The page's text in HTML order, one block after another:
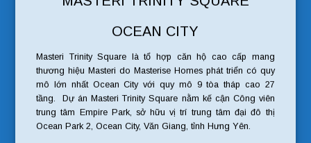
OCEAN CITY
Masteri Trinity Square là tổ hợp căn hộ cao cấp mang
thương hiệu Masteri do Masterise Homes phát triển có quy
mô lớn nhất Ocean City với quy mô 9 tòa tháp cao 27
tầng. Dự án Masteri Trinity Square nằm kế cận Công viên
trung tâm Empire Park, sở hữu vị trí trung tâm đại đô thị
Ocean Park 2, Ocean City, Văn Giang, tỉnh Hưng Yên.